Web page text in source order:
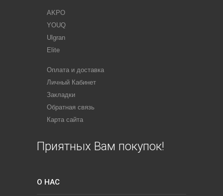
AKPO
YOUQ
Ulgran
Elite
Оплата и доставка
Личный Кабинет
Закладки
Обратная связь
Карта сайта
Приятных Вам покупок!
О НАС